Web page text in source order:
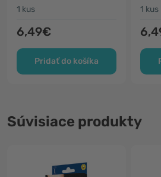
1 kus
6,49€
Pridať do košíka
1 kus
Súvisiace produkty